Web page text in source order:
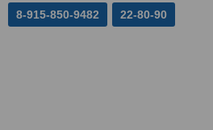
8-915-850-9482 22-80-90